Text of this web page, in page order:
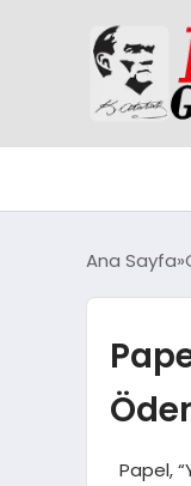
Ana Sayfa
Papel,